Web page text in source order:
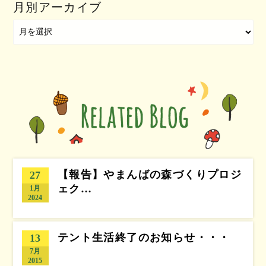
月別アーカイブ
27
1月
2024
【報告】やまんばの森づくりプロジ
ェク…
13
7月
2015
テント生活終了のお知らせ・・・